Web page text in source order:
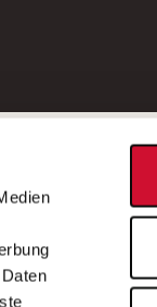
Bei
wenden